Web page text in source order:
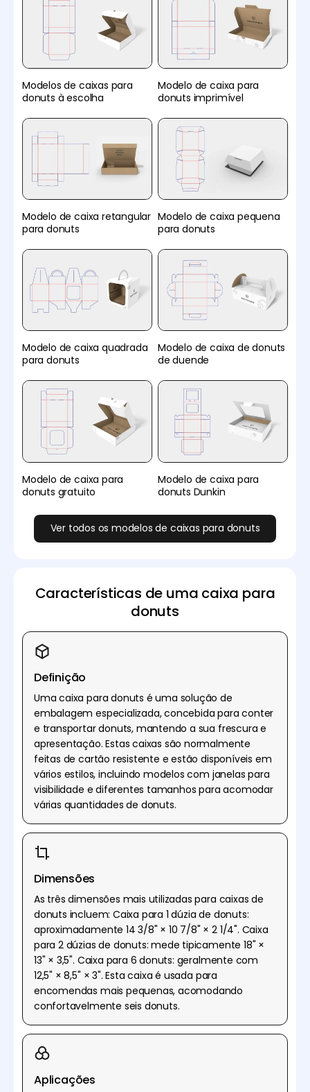
Modelos de caixas para
donuts à escolha
Modelo de caixa para
donuts imprimível
Modelo de caixa retangular
para donuts
Modelo de caixa pequena
para donuts
Modelo de caixa quadrada
para donuts
Modelo de caixa de donuts
de duende
Modelo de caixa para
donuts gratuito
Modelo de caixa para
donuts Dunkin
Ver todos os modelos de caixas para donuts
Características de uma caixa para
donuts
Definição
Uma caixa para donuts é uma solução de
embalagem especializada, concebida para conter
e transportar donuts, mantendo a sua frescura e
apresentação. Estas caixas são normalmente
feitas de cartão resistente e estão disponíveis em
vários estilos, incluindo modelos com janelas para
visibilidade e diferentes tamanhos para acomodar
várias quantidades de donuts.
Dimensões
As três dimensões mais utilizadas para caixas de
donuts incluem: Caixa para 1 dúzia de donuts:
aproximadamente 14 3/8" × 10 7/8" × 2 1/4". Caixa
para 2 dúzias de donuts: mede tipicamente 18" ×
13" × 3,5". Caixa para 6 donuts: geralmente com
12,5" × 8,5" × 3". Esta caixa é usada para
encomendas mais pequenas, acomodando
confortavelmente seis donuts.
Aplicações